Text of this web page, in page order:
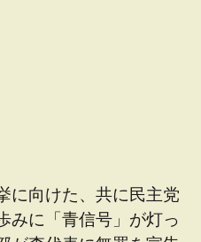
に向けた、共に民主党
みに「青信号」が灯っ